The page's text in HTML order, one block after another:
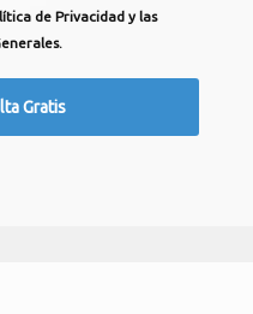
de Privacidad y las